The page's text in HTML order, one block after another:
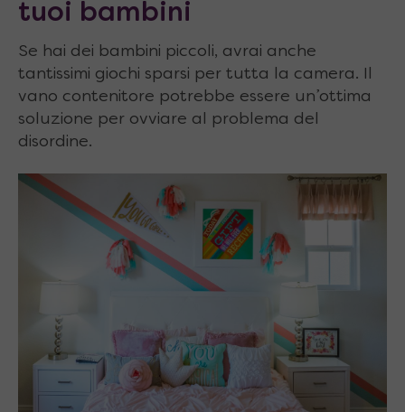
tuoi bambini
Se hai dei bambini piccoli, avrai anche
tantissimi giochi sparsi per tutta la camera. Il
vano contenitore potrebbe essere un’ottima
soluzione per ovviare al problema del
disordine.